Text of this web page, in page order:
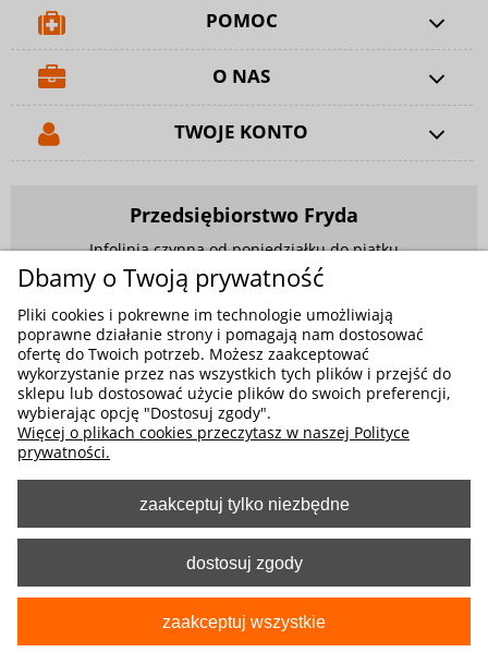
POMOC
O NAS
TWOJE KONTO
Przedsiębiorstwo Fryda
Infolinia czynna od poniedziałku do piątku
w godzinach 9.00 - 17.00
881 703 704
E-mail:sklep@fryda.com.pl
Sklepy stacjonarne:
ul. Składowa 26, 34-400 Nowy Targ
ul. Żywiecka 91, 43-300 Bielsko-Biała
MOŻLIWE FORMY PŁATNOŚCI
pokaż pełną wersję strony
Dbamy o Twoją prywatność
Pliki cookies i pokrewne im technologie umożliwiają
poprawne działanie strony i pomagają nam dostosować
ofertę do Twoich potrzeb. Możesz zaakceptować
wykorzystanie przez nas wszystkich tych plików i przejść do
sklepu lub dostosować użycie plików do swoich preferencji,
wybierając opcję "Dostosuj zgody".
Więcej o plikach cookies przeczytasz w naszej Polityce
prywatności.
zaakceptuj tylko niezbędne
dostosuj zgody
zaakceptuj wszystkie